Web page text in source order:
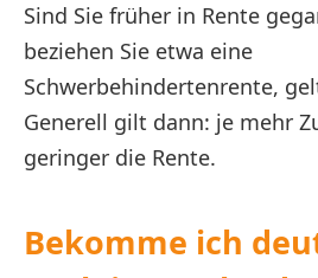
Sind Sie früher in Rente
beziehen Sie etwa eine
Schwerbehindertenrente,
Generell gilt dann: je mehr
geringer die Rente.
Bekomme ich